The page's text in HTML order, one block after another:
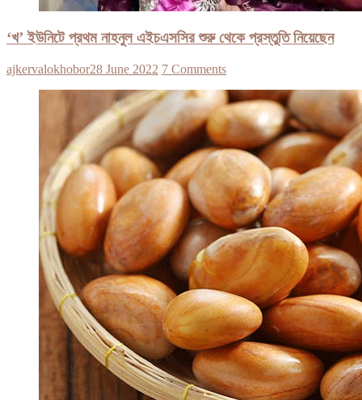
‘খ’ ইউনিটে প্রথম নাহনুল এইচএসসির শুরু থেকে প্রস্তুতি নিয়েছেন
ajkervalokhobor28 June 2022 7 Comments